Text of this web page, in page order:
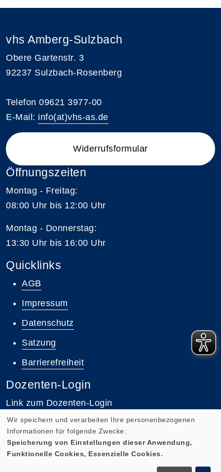
vhs Amberg-Sulzbach
Obere Gartenstr. 3
92237 Sulzbach-Rosenberg
Telefon 09621 3977-00
E-Mail: info(at)vhs-as.de
Widerrufsformular
Öffnungszeiten
Montag - Freitag:
08:00 Uhr bis 12:00 Uhr
Montag - Donnerstag:
13:30 Uhr bis 16:00 Uhr
Quicklinks
AGB
Impressum
Datenschutz
Satzung
Barrierefreiheit
Dozenten-Login
Link zum Dozenten-Login
Cookie Einstellungen
Wir speichern und verarbeiten Ihre personenbezogenen
Informationen für folgende Zwecke:
Speicherung von Einstellungen dieser Anwendung,
Funktionelle Cookies, Essenzielle Cookies.